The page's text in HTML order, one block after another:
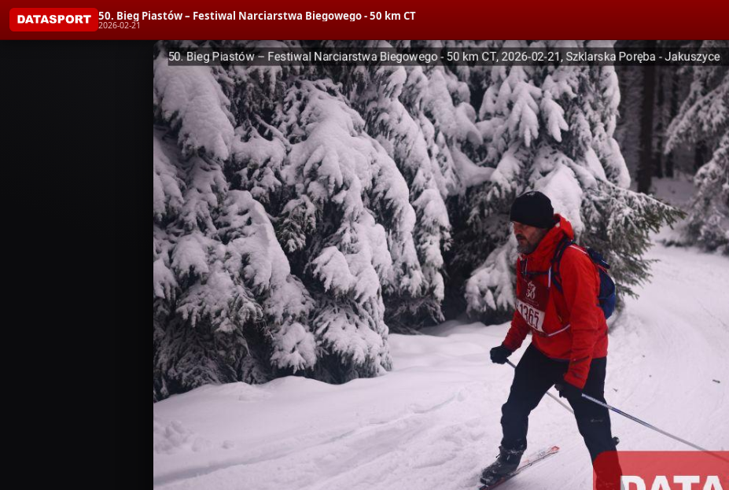
50. Bieg Piastów – Festiwal Narciarstwa Biegowego - 50 km CT
2026-02-21